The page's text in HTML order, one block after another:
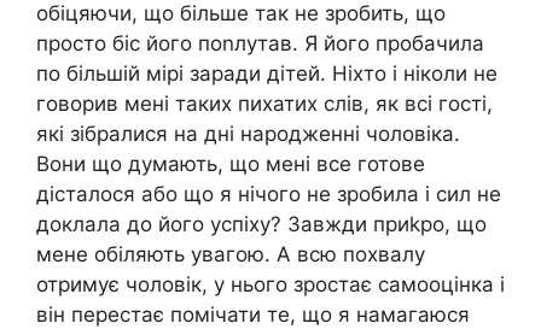
обіцяючи, що більше так не зробить, що
просто біс його поnлутав. Я його пробачила
по більшій мірі заради дітей. Ніхто і ніколи не
говорив мені таких пихатих слів, як всі гості,
які зібралися на дні народженні чоловіка.
Вони що думають, що мені все готове
дісталося або що я нічого не зробила і сил не
доклала до його успіху? Завжди приkро, що
мене обіляють увагою. А всю похвалу
отримує чоловік, у нього зростає самооцінка і
він перестає помічати те, що я намагаюся